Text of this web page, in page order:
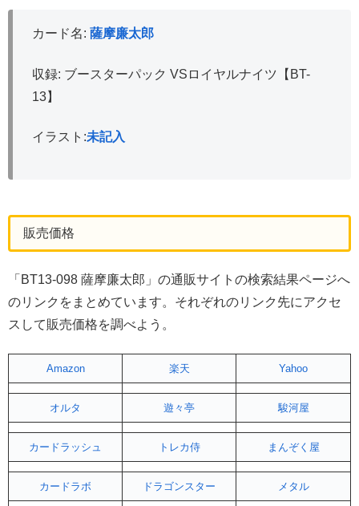
カード名: 薩摩廉太郎
収録: ブースターパック VSロイヤルナイツ【BT-
13】
イラスト:未記入
販売価格
「BT13-098 薩摩廉太郎」の通販サイトの検索結果ページへ
のリンクをまとめています。それぞれのリンク先にアクセ
スして販売価格を調べよう。
Amazon 楽天 Yahoo
オルタ 遊々亭 駿河屋
カードラッシュ トレカ侍 まんぞく屋
カードラボ ドラゴンスター メタル